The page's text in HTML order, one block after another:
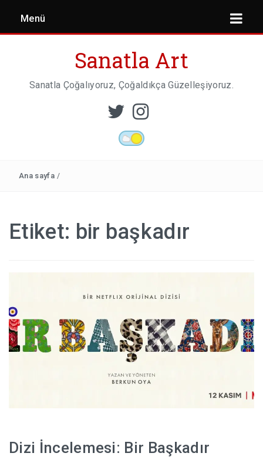
Menü
Sanatla Art
Sanatla Çoğalıyoruz, Çoğaldıkça Güzelleşiyoruz.
Ana sayfa /
Etiket: bir başkadır
Dizi İncelemesi: Bir Başkadır